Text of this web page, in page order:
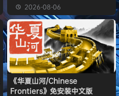
2026-08-06
《华夏山河/Chinese
Frontiers》免安装中文版